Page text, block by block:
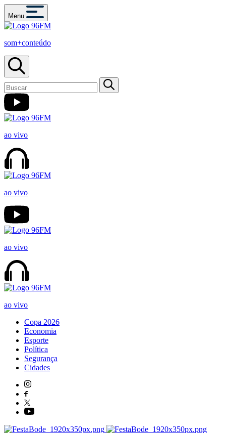
Menu
som+conteúdo
ao vivo
ao vivo
ao vivo
ao vivo
Copa 2026
Economia
Esporte
Política
Segurança
Cidades